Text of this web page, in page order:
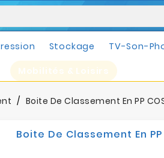
Stockage TV-Son-
Mobilités & Loisirs
Boite De Classement En PP
Boite De Classement En